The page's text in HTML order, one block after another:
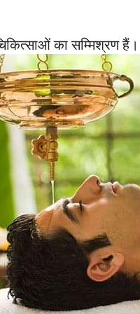
का सम्मिश्रण